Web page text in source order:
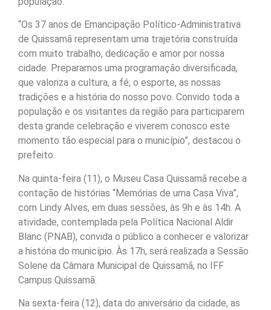
“Os 37 anos de Emancipação Político-Administrativa
de Quissamã representam uma trajetória construída
com muito trabalho, dedicação e amor por nossa
cidade. Preparamos uma programação diversificada,
que valoriza a cultura, a fé, o esporte, as nossas
tradições e a história do nosso povo. Convido toda a
população e os visitantes da região para participarem
desta grande celebração e viverem conosco este
momento tão especial para o município”, destacou o
prefeito.
Na quinta-feira (11), o Museu Casa Quissamã recebe a
contação de histórias “Memórias de uma Casa Viva”,
com Lindy Alves, em duas sessões, às 9h e às 14h. A
atividade, contemplada pela Política Nacional Aldir
Blanc (PNAB), convida o público a conhecer e valorizar
a história do município. Às 17h, será realizada a Sessão
Solene da Câmara Municipal de Quissamã, no IFF
Campus Quissamã.
Na sexta-feira (12), data do aniversário da cidade, as